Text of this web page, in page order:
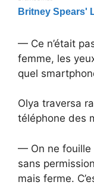
— Ce n’était
femme, les
quel
Olya traversa
téléphone des
— On ne fouille
sans
mais ferme.